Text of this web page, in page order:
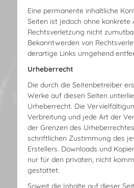
Eine permanente inhaltliche
Seiten ist jedoch ohne konkrete
Rechtsverletzung nicht
Bekanntwerden von
derartige Links umgehend
Urheberrecht
Die durch die Seitenbetreiber
Werke auf diesen Seiten
Urheberrecht. Die
Verbreitung und jede Art der
der Grenzen des
schriftlichen Zustimmung des
Erstellers. Downloads und
nur für den privaten, nicht
gestattet.
Soweit die Inhalte auf dieser